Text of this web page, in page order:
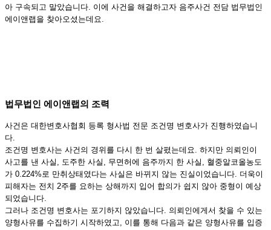
아 구속되고 말았습니다. 이에 사건을 해결하고자 음주사건 전담 법무법인
에이앤랩을 찾아오셨는데요.
법무법인 에이앤랩의 조력
사건은 대한변호사협회 등록 형사법 전문 조건명 변호사가 진행하였습니
다.
조건명 변호사는 사건의 경위를 다시 한 번 살폈는데요. 하지만 의뢰인이
사고를 낸 사실, 도주한 사실, 무면허에 음주까지 한 사실, 혈중알코올농도
가 0.224%로 만취상태였다는 사실은 바뀌지 않는 진실이었습니다. 더욱이
피해자는 전치 2주를 요하는 상해까지 입어 합의가 쉽지 않아 중형이 예상
되었습니다.
그러나 조건명 변호사는 포기하지 않았습니다. 의뢰인에게서 찾을 수 있는
양형사유를 수집하기 시작하였고, 이를 통해 다음과 같은 양형사유를 입증